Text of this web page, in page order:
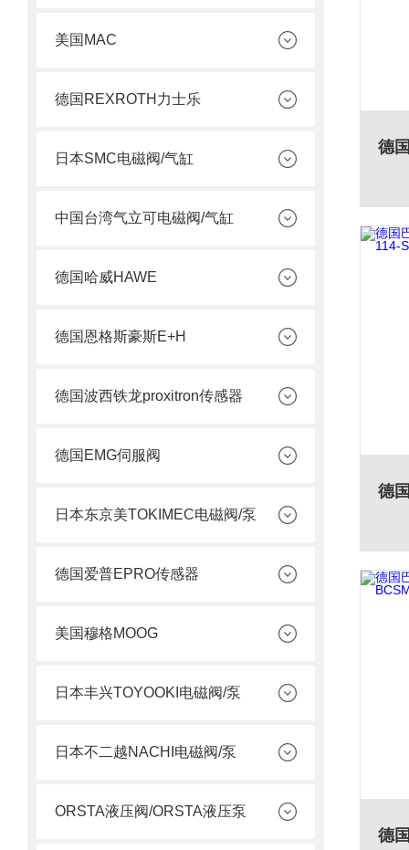
美国MAC
德国REXROTH力士乐
日本SMC电磁阀/气缸
中国台湾气立可电磁阀/气缸
德国哈威HAWE
德国恩格斯豪斯E+H
德国波西铁龙proxitron传感器
德国EMG伺服阀
日本东京美TOKIMEC电磁阀/泵
德国爱普EPRO传感器
美国穆格MOOG
日本丰兴TOYOOKI电磁阀/泵
日本不二越NACHI电磁阀/泵
ORSTA液压阀/ORSTA液压泵